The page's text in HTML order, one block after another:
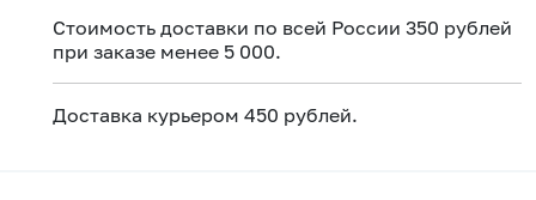
Стоимость доставки по всей России 350 рублей
при заказе менее 5 000.
Доставка курьером 450 рублей.